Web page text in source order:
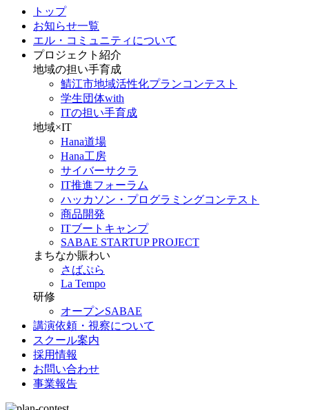
トップ
お知らせ一覧
エル・コミュニティについて
プロジェクト紹介
地域の担い手育成
鯖江市地域活性化プランコンテスト
学生団体with
ITの担い手育成
地域×IT
Hana道場
Hana工房
サイバーサクラ
IT推進フォーラム
ハッカソン・プログラミングコンテスト
商品開発
ITブートキャンプ
SABAE STARTUP PROJECT
まちなか賑わい
さばぷら
La Tempo
研修
オープンSABAE
講演依頼・視察について
スクール案内
採用情報
お問い合わせ
事業報告